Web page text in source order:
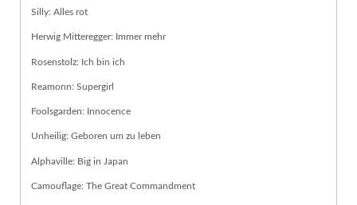
Silly: Alles rot
Herwig Mitteregger: Immer mehr
Rosenstolz: Ich bin ich
Reamonn: Supergirl
Foolsgarden: Innocence
Unheilig: Geboren um zu leben
Alphaville: Big in Japan
Camouflage: The Great Commandment